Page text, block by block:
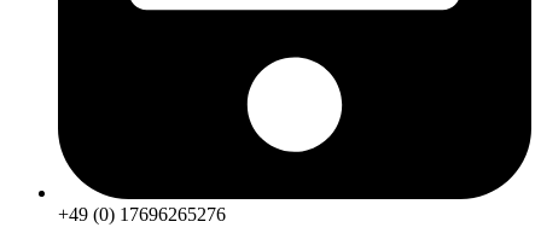
+49 (0) 17696265276